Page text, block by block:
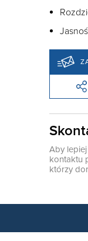
Aby
kontaktu
którzy